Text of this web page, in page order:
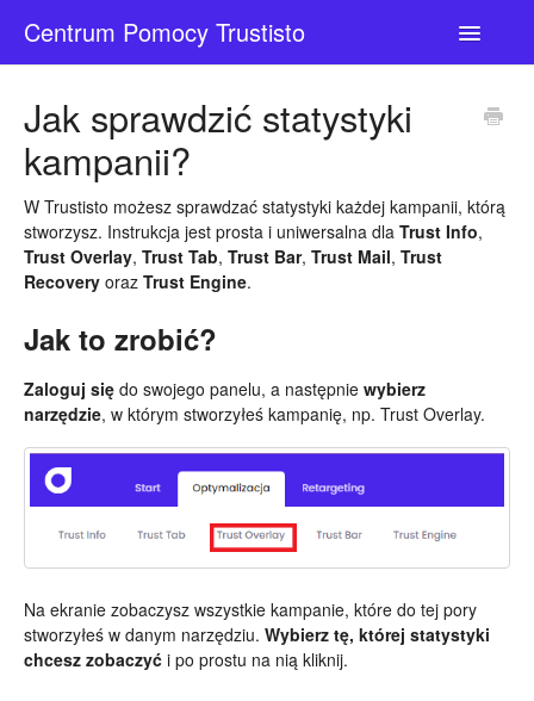
Centrum Pomocy Trustisto
Toggle
Jak sprawdzić statystyki
kampanii?
W Trustisto możesz sprawdzać statystyki każdej kampanii, którą
stworzysz. Instrukcja jest prosta i uniwersalna dla Trust Info,
Trust Overlay, Trust Tab, Trust Bar, Trust Mail, Trust
Recovery oraz Trust Engine.
Jak to zrobić?
Zaloguj się do swojego panelu, a następnie wybierz
narzędzie, w którym stworzyłeś kampanię, np. Trust Overlay.
Na ekranie zobaczysz wszystkie kampanie, które do tej pory
stworzyłeś w danym narzędziu. Wybierz tę, której statystyki
chcesz zobaczyć i po prostu na nią kliknij.